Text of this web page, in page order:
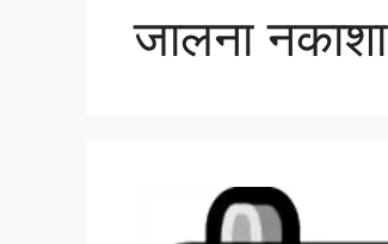
जालना नकाशा